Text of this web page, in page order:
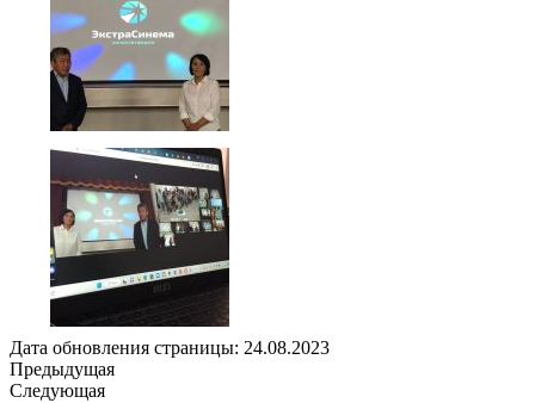
Дата обновления страницы: 24.08.2023
Предыдущая
Следующая